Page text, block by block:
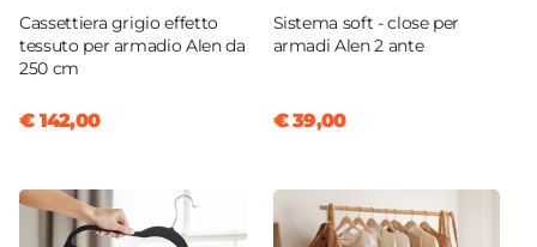
Colore Ante
Rovere artisan
Nero
Bianco
Effetto
Cassettiera grigio effetto
tessuto per armadio Alen da
250 cm
€ 142,00
Sistema soft - close per
armadi Alen 2 ante
€ 39,00